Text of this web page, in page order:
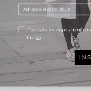
Ce produit
PARTAGER
J'accepte les dispositions
Lire ici